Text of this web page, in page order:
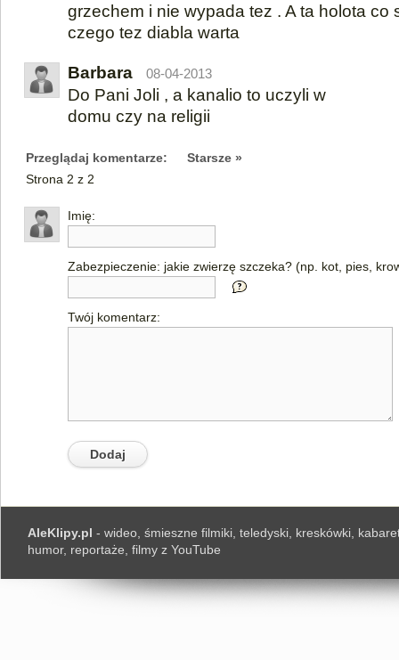
grzechem i nie wypada tez . A ta holota co
czego tez diabla warta
Barbara 08-04-2013
Do Pani Joli , a kanalio to uczyli w
domu czy na religii
Przeglądaj komentarze:
Starsze »
Strona 2 z 2
Imię:
Zabezpieczenie: jakie zwierzę szczeka? (np. kot, pies,
Twój komentarz:
AleKlipy.pl - wideo, śmieszne filmiki, teledyski, kreskówki,
humor, reportaże, filmy z YouTube